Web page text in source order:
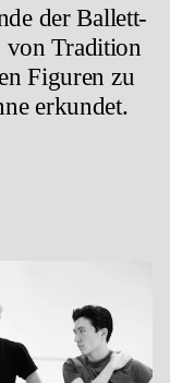
der Ballett-
von Tradition
Figuren zu
erkundet.